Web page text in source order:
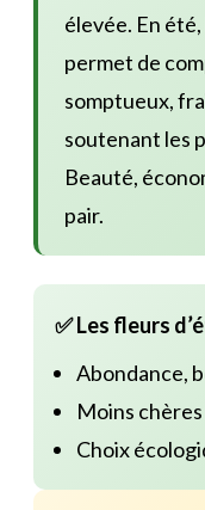
élevée. En
permet de
somptueux,
soutenant les
Beauté,
pair.
✅ Les fleurs
Abondance,
Moins
Choix